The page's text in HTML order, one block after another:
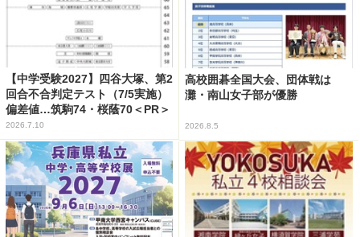
【中学受験2027】四谷大塚、第2
回合不合判定テスト（7/5実施）
偏差値…筑駒74・桜蔭70＜PR＞
2026.7.10
高校囲碁全国大会、団体戦は
灘・南山女子部が優勝
2026.8.5